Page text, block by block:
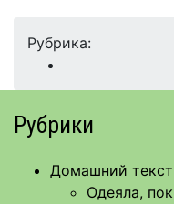
Рубрика:
Рубрики
Домашний
Одеяла,